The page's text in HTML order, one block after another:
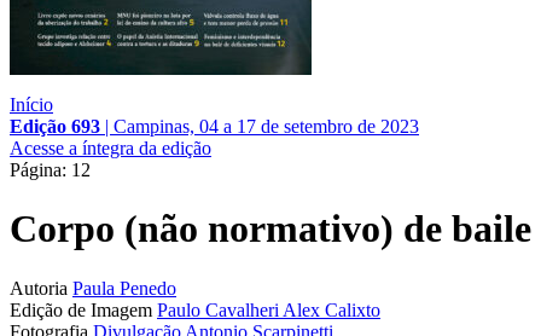
Início
Edição 693 | Campinas, 04 a 17 de setembro de 2023
Acesse a íntegra da edição
Página: 12
Corpo (não normativo) de baile
Autoria Paula Penedo
Edição de Imagem Paulo Cavalheri Alex Calixto
Fotografia Divulgação Antonio Scarpinetti